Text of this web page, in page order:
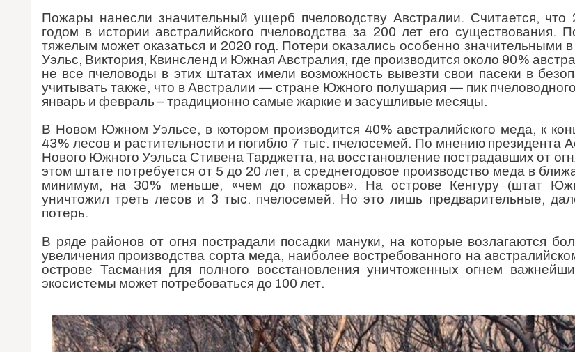
Пожары нанесли значительный ущерб пчеловодству Австралии. Считается, что
годом в истории австралийского пчеловодства за 200 лет его существования.
тяжелым может оказаться и 2020 год. Потери оказались особенно
Уэльс, Виктория, Квинсленд и Южная Австралия, где производится около 90%
не все пчеловоды в этих штатах имели возможность вывезти свои пасеки в
учитывать также, что в Австралии — стране Южного полушария — пик
январь и февраль – традиционно самые жаркие и засушливые месяцы.
В Новом Южном Уэльсе, в котором производится 40% австралийского меда, к
43% лесов и растительности и погибло 7 тыс. пчелосемей. По мнению президента
Нового Южного Уэльса Стивена Тарджетта, на восстановление пострадавших от
этом штате потребуется от 5 до 20 лет, а среднегодовое производство меда в
минимум, на 30% меньше, «чем до пожаров». На острове Кенгуру (штат
уничтожил треть лесов и 3 тыс. пчелосемей. Но это лишь предварительные,
потерь.
В ряде районов от огня пострадали посадки мануки, на которые возлагаются
увеличения производства сорта меда, наиболее востребованного на
острове Тасмания для полного восстановления уничтоженных огнем
экосистемы может потребоваться до 100 лет.